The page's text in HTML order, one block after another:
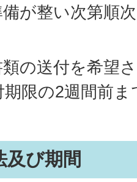
が整い次第順
類の送付を希望
期限の2週間前
及び期間